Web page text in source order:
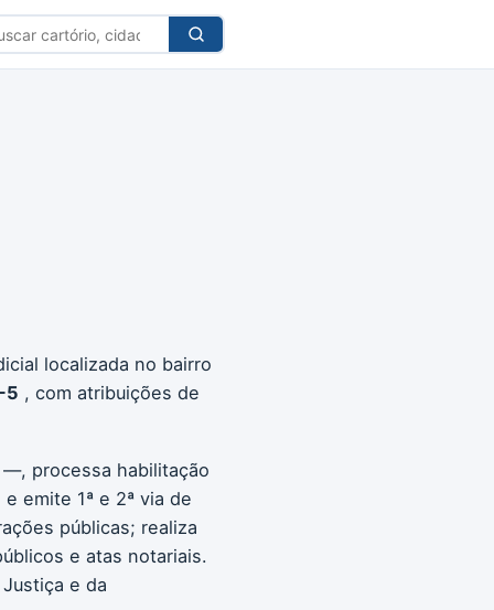
localizada no bairro
5 , com atribuições de
processa habilitação
emite 1ª e 2ª via de
públicas; realiza
e atas notariais.
e da